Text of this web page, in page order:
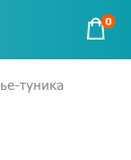
0
туника